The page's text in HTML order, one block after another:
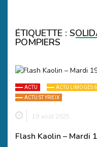
ÉTIQUETTE :
POMPIERS
ACTU ACTU LIMOGES
ACTU ST YRIEIX
19 août 2025
Flash Kaolin – Mardi